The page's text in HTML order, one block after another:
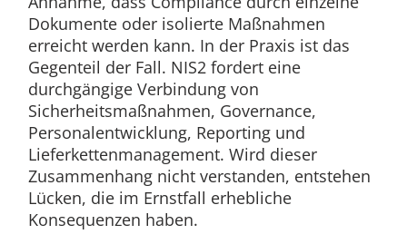
Dokumente oder isolierte Maßnahmen
erreicht werden kann. In der Praxis ist das
Gegenteil der Fall. NIS2 fordert eine
durchgängige Verbindung von
Sicherheitsmaßnahmen, Governance,
Personalentwicklung, Reporting und
Lieferkettenmanagement. Wird dieser
Zusammenhang nicht verstanden, entstehen
Lücken, die im Ernstfall erhebliche
Konsequenzen haben.